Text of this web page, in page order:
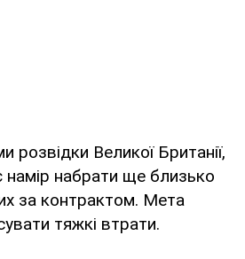
розвідки Великої Британії,
намір набрати ще близько
за контрактом. Мета
тяжкі втрати.